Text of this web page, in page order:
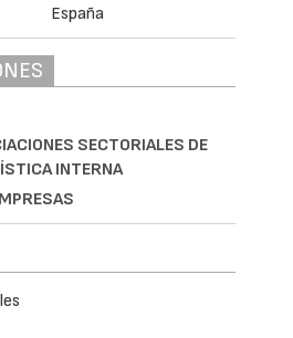
SECTORIALES DE
INTERNA